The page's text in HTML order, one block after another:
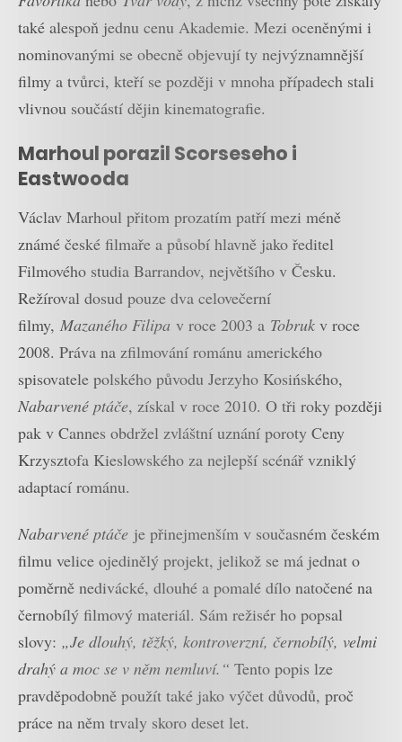
také alespoň jednu cenu Akademie. Mezi oceněnými i
nominovanými se obecně objevují ty nejvýznamnější
filmy a tvůrci, kteří se později v mnoha případech stali
vlivnou součástí dějin kinematografie.
Marhoul porazil Scorseseho i
Eastwooda
Václav Marhoul přitom prozatím patří mezi méně
známé české filmaře a působí hlavně jako ředitel
Filmového studia Barrandov, největšího v Česku.
Režíroval dosud pouze dva celovečerní
filmy, Mazaného Filipa v roce 2003 a Tobruk v roce
2008. Práva na zfilmování románu amerického
spisovatele polského původu Jerzyho Kosińského,
Nabarvené ptáče, získal v roce 2010. O tři roky později
pak v Cannes obdržel zvláštní uznání poroty Ceny
Krzysztofa Kieslowského za nejlepší scénář vzniklý
adaptací románu.
Nabarvené ptáče je přinejmenším v současném českém
filmu velice ojedinělý projekt, jelikož se má jednat o
poměrně nedivácké, dlouhé a pomalé dílo natočené na
černobílý filmový materiál. Sám režisér ho popsal
slovy: „Je dlouhý, těžký, kontroverzní, černobílý, velmi
drahý a moc se v něm nemluví.“ Tento popis lze
pravděpodobně použít také jako výčet důvodů, proč
práce na něm trvaly skoro deset let.